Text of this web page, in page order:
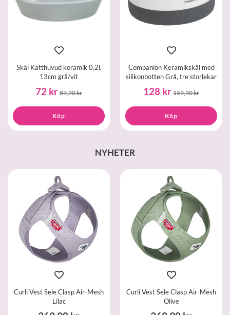
Skål Katthuvud keramik 0,2l,
13cm grå/vit
72 kr 89,90 kr
Köp
Companion Keramikskål med
silikonbotten Grå, tre storlekar
128 kr 159,90 kr
Köp
NYHETER
Curli Vest Sele Clasp Air-Mesh
Lilac
Curli Vest Sele Clasp Air-Mesh
Olive